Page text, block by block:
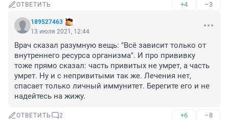
ОТВЕТИТЬ +4 –3
189527463
13 июля 2021, 12:44
Врач сказал разумную вещь: "Всё зависит только от
внутреннего ресурса организма". И про прививку
тоже прямо сказал: часть привитых не умрет, а часть
умрет. Ну и с непривитыми так же. Лечения нет,
спасает только личный иммунитет. Берегите его и не
надейтесь на жижу.
ОТВЕТИТЬ 2 +6 –8